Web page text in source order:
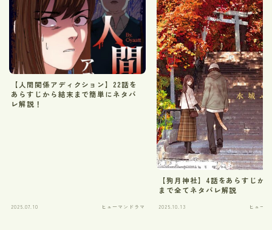
【人間関係アディクション】22話を
あらすじから結末まで簡単にネタバ
レ解説！
2025.07.10 ヒューマンドラマ
【狗月神社】4話をあらすじか
まで全てネタバレ解説
2025.10.13 ヒュー